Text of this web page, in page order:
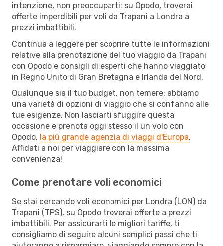
intenzione, non preoccuparti: su Opodo, troverai
offerte imperdibili per voli da Trapani a Londra a
prezzi imbattibili.
Continua a leggere per scoprire tutte le informazioni
relative alla prenotazione del tuo viaggio da Trapani
con Opodo e consigli di esperti che hanno viaggiato
in Regno Unito di Gran Bretagna e Irlanda del Nord.
Qualunque sia il tuo budget, non temere: abbiamo
una varietà di opzioni di viaggio che si confanno alle
tue esigenze. Non lasciarti sfuggire questa
occasione e prenota oggi stesso il un volo con
Opodo, la più grande agenzia di viaggi d'Europa.
Affidati a noi per viaggiare con la massima
convenienza!
Come prenotare voli economici
Se stai cercando voli economici per Londra (LON) da
Trapani (TPS), su Opodo troverai offerte a prezzi
imbattibili. Per assicurarti le migliori tariffe, ti
consigliamo di seguire alcuni semplici passi che ti